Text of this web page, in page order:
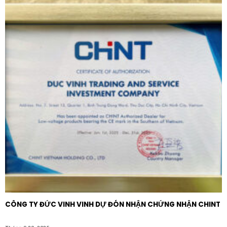
gia dụng có công suất cao như lò nướng âm tủ, bếp
điện hoặc máy rửa bát.
Khu vực công cộng:Lắp đặt tại các văn phòng, bệnh
viện, trường học ở những vị trí cần kiểm soát nguồn
điện công suất lớn một cách tập trung và an toàn.
Khách sạn và Resort:Tăng cường trải nghiệm cao
cấp cho khách lưu trú nhờ thiết kế sang trọng và
vận hành êm ái.
Tại sao nên chọn mua Schneider
E8332D20N_WG_G19 chính hãng?
Sử dụngCông tắc đôi 2 cực 20A Schneider
E8332D20N_WG_G19
bảo vệ hạ tầng điện và tài sản của bạn. Các sản phẩm
giả, nhái thường sử dụng chất liệu đồng tạp và nhựa
tái chế, dễ dẫn đến tình trạng quá nhiệt gây hỏa hoạn.
CÔNG TY ĐỨC VINH VINH DỰ ĐÓN NHẬN CHỨNG NHẬN CHINT